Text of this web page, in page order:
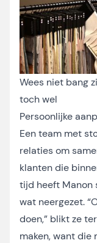
Wees niet bang
toch wel
Persoonlijke
Een team met
relaties om
klanten die
tijd heeft Manon
wat neergezet.
doen,” blikt ze
maken, want die